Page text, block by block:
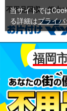
不用品回収・粗大
福岡
当サイトでは
る詳細はプライ